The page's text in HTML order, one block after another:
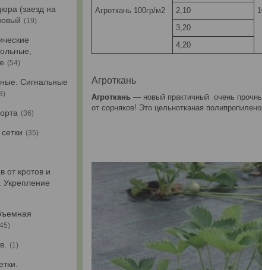
Агроткань 100гр/м2
2,10
3,20
4,20
Агроткань
Агроткань — новый практичный очень
от сорняков! Это цельнотканая
(заезд на
19
54
Сигнальные
36
35
от кротов и
Укрепление
45
1